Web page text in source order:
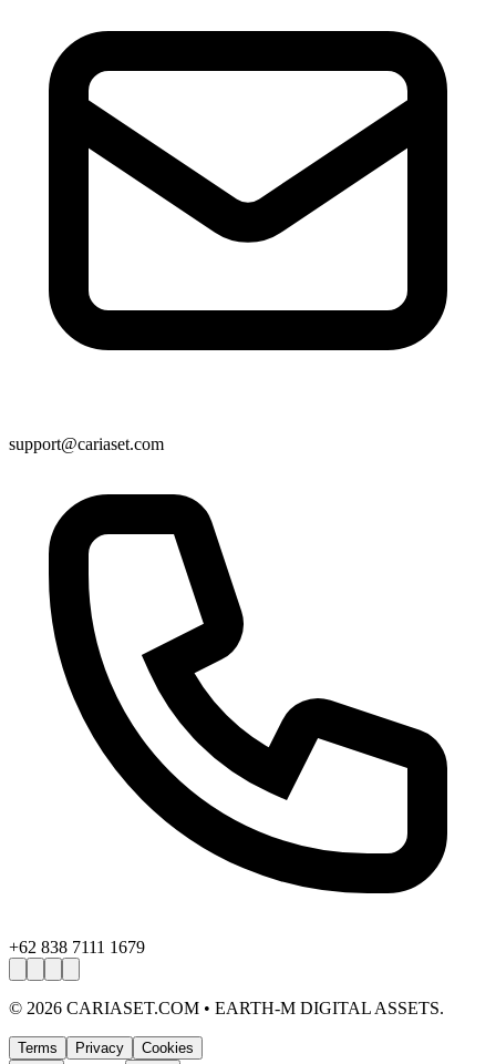
support@cariaset.com
+62 838 7111 1679
© 2026 CARIASET.COM • EARTH-M DIGITAL ASSETS.
Terms Privacy Cookies